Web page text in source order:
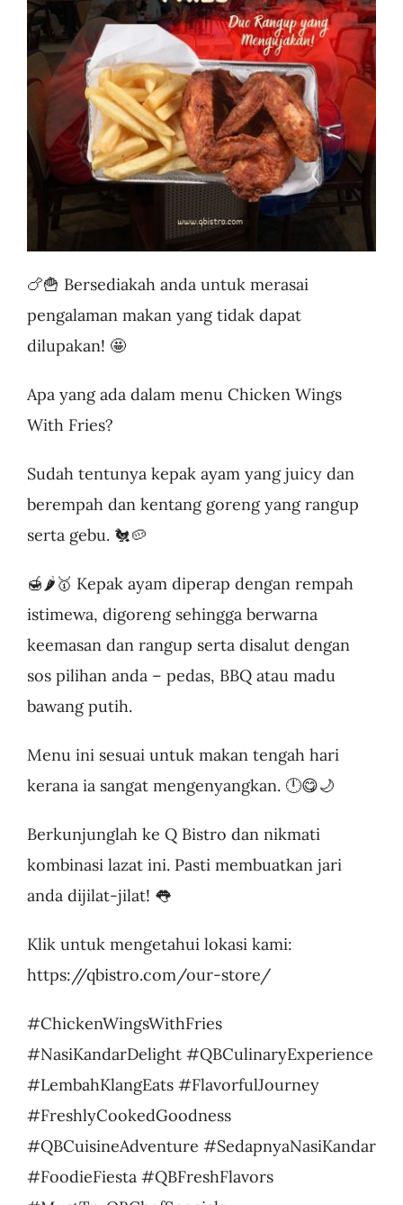
Business
🍗🍟 Bersediakah anda untuk merasai
pengalaman makan yang tidak dapat
dilupakan! 🤩
Apa yang ada dalam menu Chicken Wings
With Fries?
Sudah tentunya kepak ayam yang juicy dan
berempah dan kentang goreng yang rangup
serta gebu. 🐔🥔
🍯🌶🥇 Kepak ayam diperap dengan rempah
istimewa, digoreng sehingga berwarna
keemasan dan rangup serta disalut dengan
sos pilihan anda – pedas, BBQ atau madu
bawang putih.
Menu ini sesuai untuk makan tengah hari
kerana ia sangat mengenyangkan. 🕛😋🌙
Berkunjunglah ke Q Bistro dan nikmati
kombinasi lazat ini. Pasti membuatkan jari
anda dijilat-jilat! 👅
Klik untuk mengetahui lokasi kami:
https://qbistro.com/our-store/
#ChickenWingsWithFries
#NasiKandarDelight #QBCulinaryExperience
#LembahKlangEats #FlavorfulJourney
#FreshlyCookedGoodness
#QBCuisineAdventure #SedapnyaNasiKandar
#FoodieFiesta #QBFreshFlavors